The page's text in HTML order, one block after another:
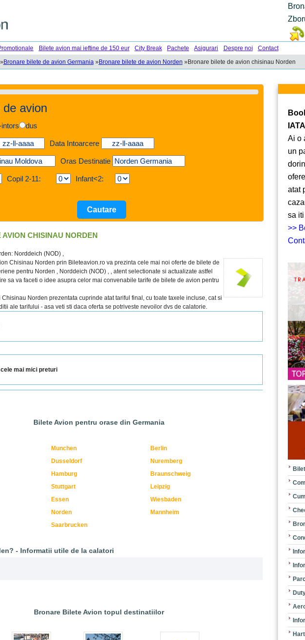
Bilete avion mai ieftine de 150 eur City Break Pachete Asigurari Despre noi
Contact
»Bronare bilete de avion Germania »Bronare bilete de avion Norden »Bronare bilete de avion chisinau Norden
avion
dus
Data Intoarcere
Oras Destinatie
Copil 2-11: Infant<2:
CHISINAU NORDEN
Norddeich (NOD) ,
Chisinau Norden prin Bileteavion.ro va prezinta cele mai noi oferte de bilete de
pentru Norden , Norddeich (NOD) , , atent selectionate si actualizate astfel
sa va faceti o idee asupra celor mai convenabile tarife de bilete de avion pentru
Chisinau Norden prezentata cuprinde atat tariful final, cu toate taxele incluse, cat si
ale tarifului - asa veti sti daca oferta se potriveste nevoilor dvs de calatorie.
mai mici preturi
Bilete Avion pentru orase din Germania
Munchen
Berlin
Dusseldorf
Nuremberg
Hamburg
Braunschweig
Stuttgart
Leipzig
Essen
Wiesbaden
Norden
Mannheim
Saarbrucken
- Informatii utile de la calatori
Bronare Bilete Avion topul destinatiilor
IATA
Ai o
un
atat
sa
>>